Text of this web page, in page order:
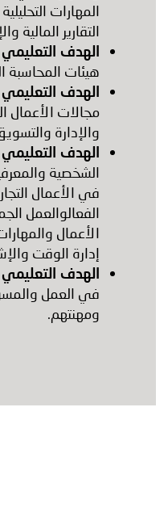
المهارات
التقارير المالية
الهدف التعليمي
هيئات المحاسبة
الهدف التعليمي
مجالات الأعمال
والإدارة
الهدف التعليمي
الشخصية
في الأعمال
الفعالوالعمل
الأعمال
إدارة الوقت
الهدف
في العمل
ومهنتهم.